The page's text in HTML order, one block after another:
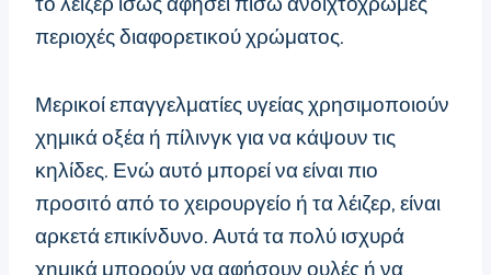
περιοχές διαφορετικού χρώματος.
Μερικοί επαγγελματίες υγείας χρησιμοποιούν
χημικά οξέα ή πίλινγκ για να κάψουν τις
κηλίδες. Ενώ αυτό μπορεί να είναι πιο
προσιτό από το χειρουργείο ή τα λέιζερ, είναι
αρκετά επικίνδυνο. Αυτά τα πολύ ισχυρά
χημικά μπορούν να αφήσουν ουλές ή να